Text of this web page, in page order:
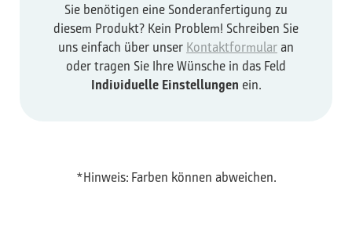
Sie benötigen eine Sonderanfertigung zu
diesem Produkt? Kein Problem! Schreiben Sie
uns einfach über unser Kontaktformular an
oder tragen Sie Ihre Wünsche in das Feld
Individuelle Einstellungen ein.
*Hinweis: Farben können abweichen.